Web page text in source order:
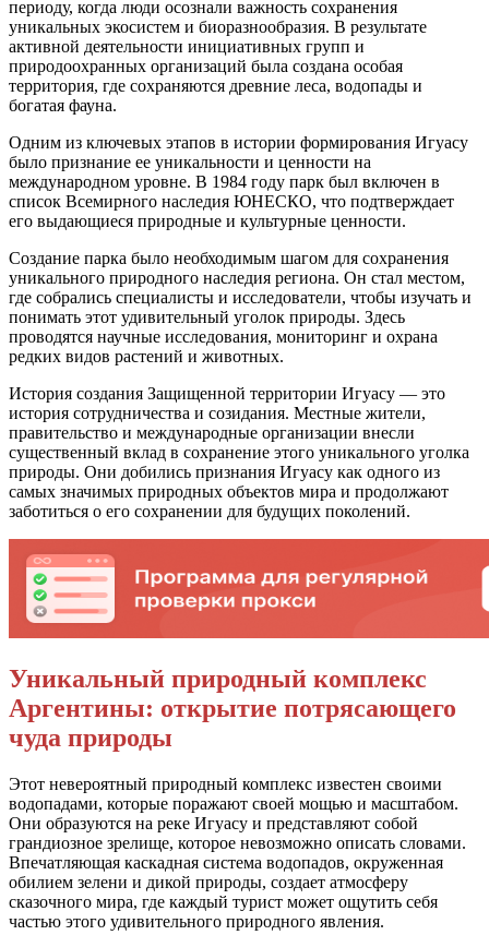
периоду, когда люди осознали важность сохранения
уникальных экосистем и биоразнообразия. В результате
активной деятельности инициативных групп и
природоохранных организаций была создана особая
территория, где сохраняются древние леса, водопады и
богатая фауна.
Одним из ключевых этапов в истории формирования Игуасу
было признание ее уникальности и ценности на
международном уровне. В 1984 году парк был включен в
список Всемирного наследия ЮНЕСКО, что подтверждает
его выдающиеся природные и культурные ценности.
Создание парка было необходимым шагом для сохранения
уникального природного наследия региона. Он стал местом,
где собрались специалисты и исследователи, чтобы изучать и
понимать этот удивительный уголок природы. Здесь
проводятся научные исследования, мониторинг и охрана
редких видов растений и животных.
История создания Защищенной территории Игуасу — это
история сотрудничества и созидания. Местные жители,
правительство и международные организации внесли
существенный вклад в сохранение этого уникального уголка
природы. Они добились признания Игуасу как одного из
самых значимых природных объектов мира и продолжают
заботиться о его сохранении для будущих поколений.
Уникальный природный комплекс
Аргентины: открытие потрясающего
чуда природы
Этот невероятный природный комплекс известен своими
водопадами, которые поражают своей мощью и масштабом.
Они образуются на реке Игуасу и представляют собой
грандиозное зрелище, которое невозможно описать словами.
Впечатляющая каскадная система водопадов, окруженная
обилием зелени и дикой природы, создает атмосферу
сказочного мира, где каждый турист может ощутить себя
частью этого удивительного природного явления.